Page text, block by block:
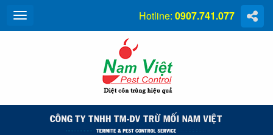
Hotline: 0907.741.077